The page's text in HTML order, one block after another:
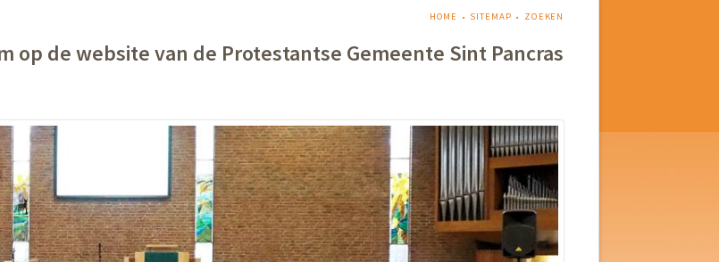
NAVIGATIE
HOME SITEMAP ZOEKEN
op de website van de Protestantse Gemeente Sint Pancras